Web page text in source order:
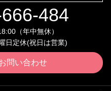
484
（年中無休）
定休(祝日は営業)
問い合わせ